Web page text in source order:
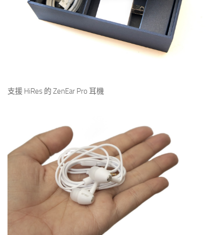
支援 HiRes 的 ZenEar Pro 耳機